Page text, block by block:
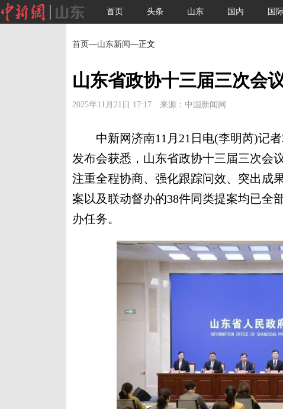
首页 头条 山东 国内 国
首页—山东新闻—正文
山东省政协十三届三次会
2025年11月21日 17:17 来源：中国新闻网
中新网济南11月21日电(李明芮)记者
发布会获悉，山东省政协十三届三次会
注重全程协商、强化跟踪问效、突出成
案以及联动督办的38件同类提案均已全
办任务。